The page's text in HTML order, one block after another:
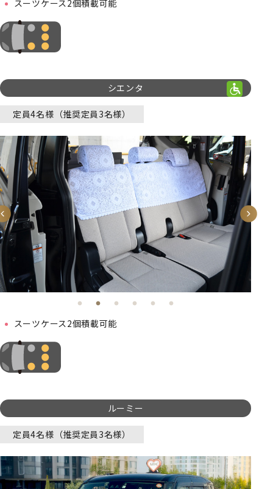
スーツケース2個積載可能
シエンタ
定員4名様（推奨定員3名様）
スーツケース2個積載可能
ルーミー
定員4名様（推奨定員3名様）